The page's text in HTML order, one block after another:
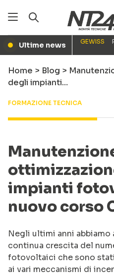
● Ultime news GEWISS
Home > Blog >
degli impianti…
FORMAZIONE TECNICA
impianti
nuovo corso
Negli ultimi anni
continua crescita del
fotovoltaici che sono
ai vari meccanismi di